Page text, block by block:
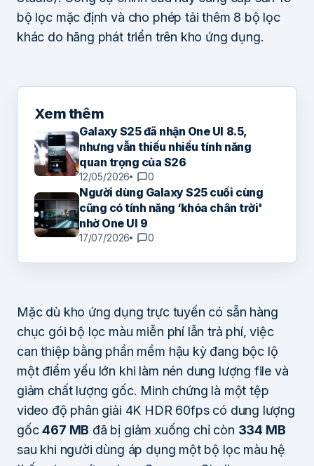
bộ lọc mặc định và cho phép tải thêm 8 bộ lọc
khác do hãng phát triển trên kho ứng dụng.
Xem thêm
Galaxy S25 đã nhận One UI 8.5,
nhưng vẫn thiếu nhiều tính năng
quan trọng của S26
12/05/2026 0
Người dùng Galaxy S25 cuối cùng
cũng có tính năng ‘khóa chân trời'
nhờ One UI 9
17/07/2026 0
Mặc dù kho ứng dụng trực tuyến có sẵn hàng
chục gói bộ lọc màu miễn phí lẫn trả phí, việc
can thiệp bằng phần mềm hậu kỳ đang bộc lộ
một điểm yếu lớn khi làm nén dung lượng file và
giảm chất lượng gốc. Minh chứng là một tệp
video độ phân giải 4K HDR 60fps có dung lượng
gốc467 MB đã bị giảm xuống chỉ còn 334 MB
sau khi người dùng áp dụng một bộ lọc màu hệ